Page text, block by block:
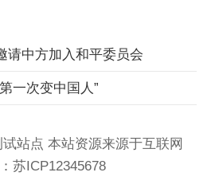
请中方加入和平委员会
一次变中国人”
站点 本站资源来源于互联网
苏ICP12345678